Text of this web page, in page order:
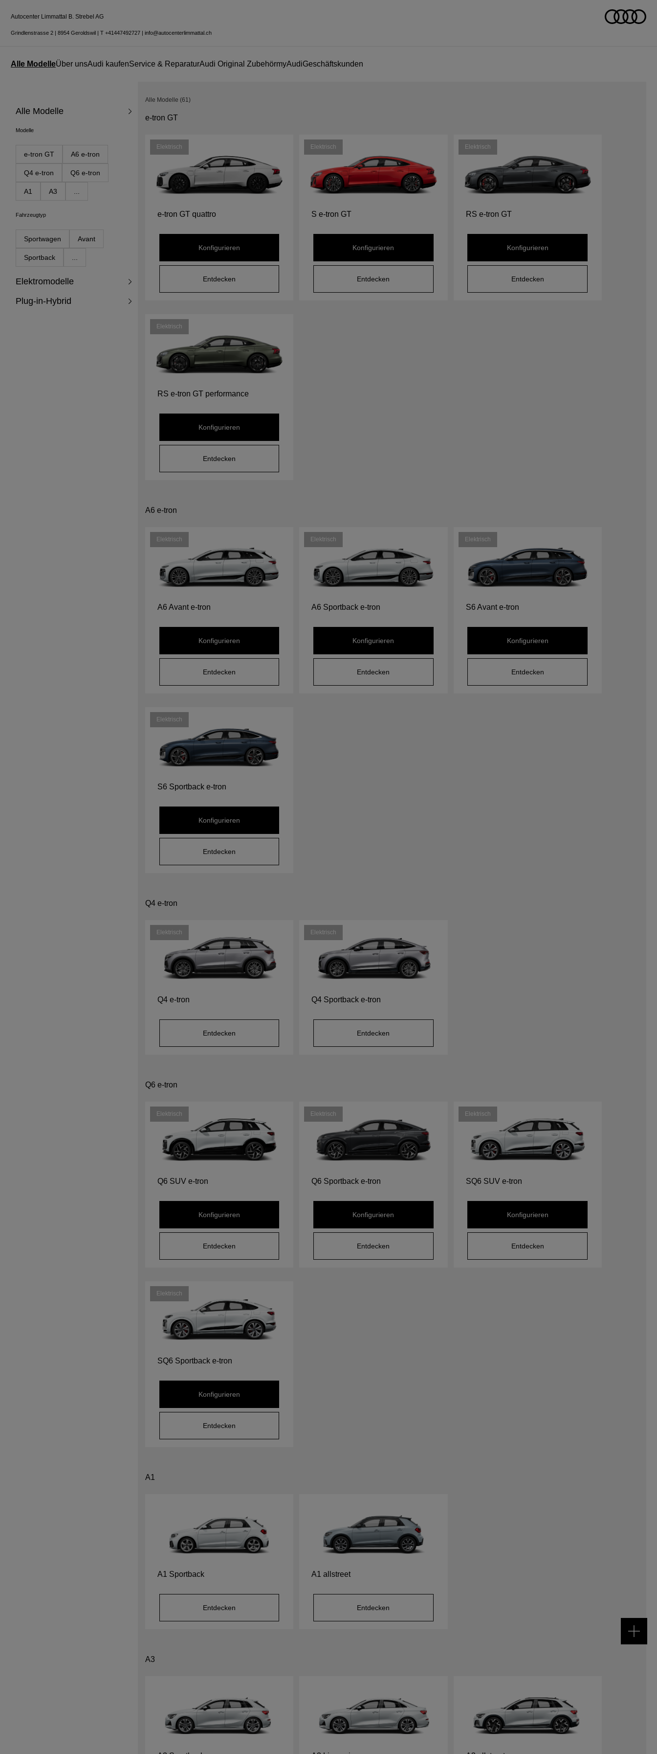
Autocenter Limmattal B. Strebel AG
Grindlenstrasse 2 | 8954 Geroldswil | T +41447492727 | info@autocenterlimmattal.ch
Alle ModelleÜber unsAudi kaufenService & ReparaturAudi Original ZubehörmyAudiGeschäftskunden
Alle Modelle
Modelle
e-tron GT A6 e-tron
Q4 e-tron Q6 e-tron
A1 A3
Fahrzeugtyp
Sportwagen Avant
Sportback
Elektromodelle
Plug-in-Hybrid
Alle Modelle (61)
e-tron GT
Elektrisch
e-tron GT quattro
Konfigurieren
Entdecken
Elektrisch
S e-tron GT
Konfigurieren
Entdecken
Elektrisch
RS e-tron GT
Konfigurieren
Entdecken
Elektrisch
RS e-tron GT performance
Konfigurieren
Entdecken
A6 e-tron
Elektrisch
A6 Avant e-tron
Konfigurieren
Entdecken
Elektrisch
A6 Sportback e-tron
Konfigurieren
Entdecken
Elektrisch
S6 Avant e-tron
Konfigurieren
Entdecken
Elektrisch
S6 Sportback e-tron
Konfigurieren
Entdecken
Q4 e-tron
Elektrisch
Q4 e-tron
Entdecken
Elektrisch
Q4 Sportback e-tron
Entdecken
Q6 e-tron
Elektrisch
Q6 SUV e-tron
Konfigurieren
Entdecken
Elektrisch
Q6 Sportback e-tron
Konfigurieren
Entdecken
Elektrisch
SQ6 SUV e-tron
Konfigurieren
Entdecken
Elektrisch
SQ6 Sportback e-tron
Konfigurieren
Entdecken
A1
A1 Sportback
Entdecken
A1 allstreet
Entdecken
A3